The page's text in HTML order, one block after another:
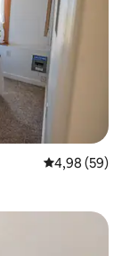
4,98 (59)